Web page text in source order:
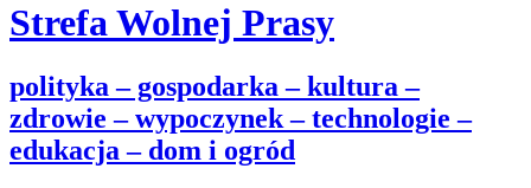
Strefa Wolnej Prasy
polityka – gospodarka – kultura –
zdrowie – wypoczynek – technologie –
edukacja – dom i ogród